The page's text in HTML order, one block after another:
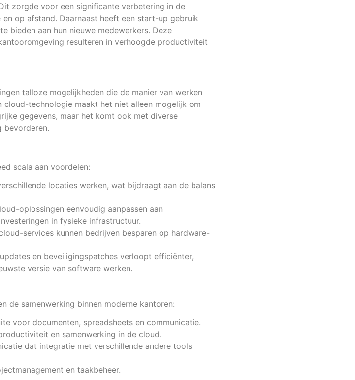
zorgde voor een significante verbetering in de
op afstand. Daarnaast heeft een start-up gebruik
bieden aan hun nieuwe medewerkers. Deze
resulteren in verhoogde productiviteit
talloze mogelijkheden die de manier van werken
cloud-technologie maakt het niet alleen mogelijk om
gegevens, maar het komt ook met diverse
bevorderen.
scala aan voordelen:
locaties werken, wat bijdraagt aan de balans
oplossingen eenvoudig aanpassen aan
in fysieke infrastructuur.
services kunnen bedrijven besparen op hardware-
en beveiligingspatches verloopt efficiënter,
versie van software werken.
de samenwerking binnen moderne kantoren:
voor documenten, spreadsheets en communicatie.
en samenwerking in de cloud.
dat integratie met verschillende andere tools
en taakbeheer.